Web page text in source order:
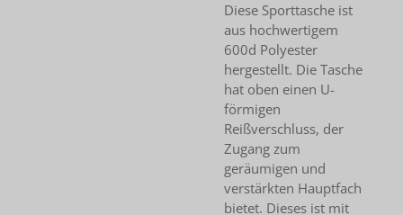
Diese Sporttasche ist
aus hochwertigem
600d Polyester
hergestellt. Die Tasche
hat oben einen U-
förmigen
Reißverschluss, der
Zugang zum
geräumigen und
verstärkten Hauptfach
bietet. Dieses ist mit